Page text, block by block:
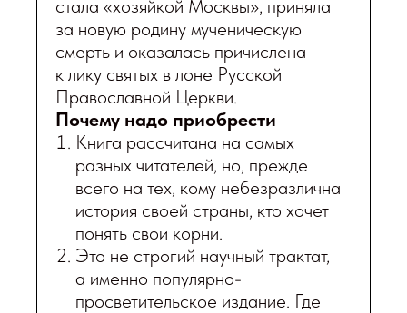
стала «хозяйкой Москвы», приняла
за новую родину мученическую
смерть и оказалась причислена
к лику святых в лоне Русской
Православной Церкви.
Почему надо приобрести
Книга рассчитана на самых
разных читателей, но, прежде
всего на тех, кому небезразлична
история своей страны, кто хочет
понять свои корни.
Это не строгий научный трактат,
а именно популярно-
просветительское издание. Где